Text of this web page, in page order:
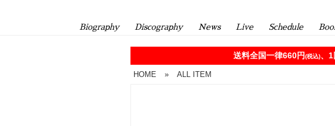
Biography Discography News Live Schedule
送料全国一律660円(税込)、
HOME » ALL ITEM